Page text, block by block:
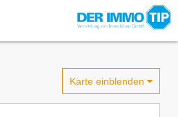
Karte einblenden